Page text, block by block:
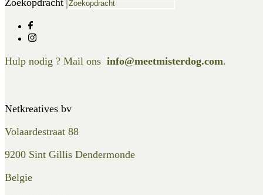
Zoekopdracht
Hulp nodig ? Mail ons info@meetmisterdog.com.
Netkreatives bv
Volaardestraat 88
9200 Sint Gillis Dendermonde
Belgie